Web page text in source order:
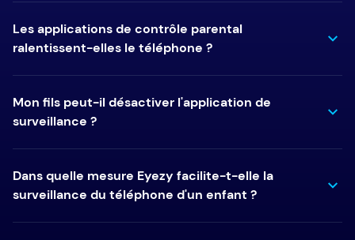
Les applications de contrôle parental
ralentissent-elles le téléphone ?
Mon fils peut-il désactiver l'application de
surveillance ?
Dans quelle mesure Eyezy facilite-t-elle la
surveillance du téléphone d'un enfant ?